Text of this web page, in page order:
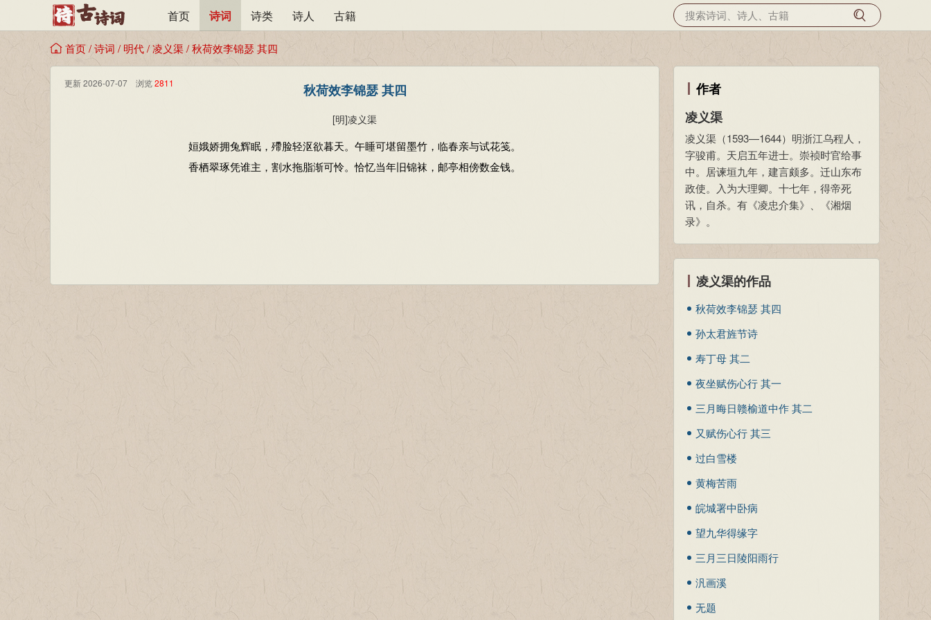
首页 诗词 诗类 诗人 古籍
首页/诗词 / 明代/凌义渠/秋荷效李锦瑟 其四
更新 2026-07-07 浏览2811 秋荷效李锦瑟 其四
[明]凌义渠
姮娥娇拥兔辉眠，殢脸轻沤欲暮天。午睡可堪留墨竹，临春亲与试花笺。
香栖翠琢凭谁主，割水拖脂渐可怜。恰忆当年旧锦袜，邮亭相傍数金钱。
作者
凌义渠
凌义渠（1593—1644）明浙江乌程人，
字骏甫。天启五年进士。崇祯时官给事
中。居谏垣九年，建言颇多。迁山东布
政使。入为大理卿。十七年，得帝死
讯，自杀。有《凌忠介集》、《湘烟
录》。
凌义渠的作品
秋荷效李锦瑟 其四
孙太君旌节诗
寿丁母 其二
夜坐赋伤心行 其一
三月晦日赣榆道中作 其二
又赋伤心行 其三
过白雪楼
黄梅苦雨
皖城署中卧病
望九华得缘字
三月三日陵阳雨行
汎画溪
无题